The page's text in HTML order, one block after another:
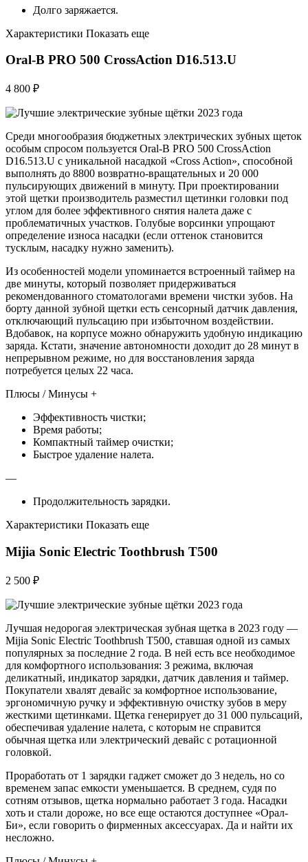
Долго заряжается.
Характеристики Показать еще
Oral-B PRO 500 CrossAction D16.513.U
4 800 ₽
Среди многообразия бюджетных электрических зубных щеток
особым спросом пользуется Oral-B PRO 500 CrossAction
D16.513.U с уникальной насадкой «Cross Action», способной
выполнять до 8800 возвратно-вращательных и 20 000
пульсирующих движений в минуту. При проектировании
этой щетки производитель разместил щетинки головки под
углом для более эффективного снятия налета даже с
проблематичных участков. Голубые ворсинки упрощают
определение износа насадки (если оттенок становится
тусклым, насадку нужно заменить).
Из особенностей модели упоминается встроенный таймер на
две минуты, который позволяет придерживаться
рекомендованного стоматологами времени чистки зубов. На
борту данной зубной щетки есть сенсорный датчик давления,
отключающий пульсацию при избыточном воздействии.
Вдобавок, на корпусе можно обнаружить удобную индикацию
заряда. Кстати, значение автономности доходит до 28 минут в
непрерывном режиме, но для восстановления заряда
потребуется целых 22 часа.
Плюсы / Минусы +
Эффективность чистки;
Время работы;
Компактный таймер очистки;
Быстрое удаление налета.
—
Продолжительность зарядки.
Характеристики Показать еще
Mijia Sonic Electric Toothbrush T500
2 500 ₽
Лучшая недорогая электрическая зубная щетка в 2023 году —
Mijia Sonic Electric Toothbrush T500, ставшая одной из самых
популярных за последние 2 года. В ней есть все необходимое
для комфортного использования: 3 режима, включая
деликатный, индикатор зарядки, датчик давления и таймер.
Покупатели хвалят девайс за комфортное использование,
эргономичную ручку и эффективную очистку зубов в меру
жесткими щетинками. Щетка генерирует до 31 000 пульсаций,
обеспечивая удаление налета, с которым не справится
обычная щетка или электрический девайс с ротационной
головкой.
Проработать от 1 зарядки гаджет сможет до 3 недель, но со
временем запас емкости уменьшается. В среднем, судя по
сотням отзывов, щетка нормально работает 3 года. Насадки
хоть и стали дороже, но все еще остаются доступнее «Орал-
Би», если говорить о фирменных аксессуарах. Да и найти их
несложно.